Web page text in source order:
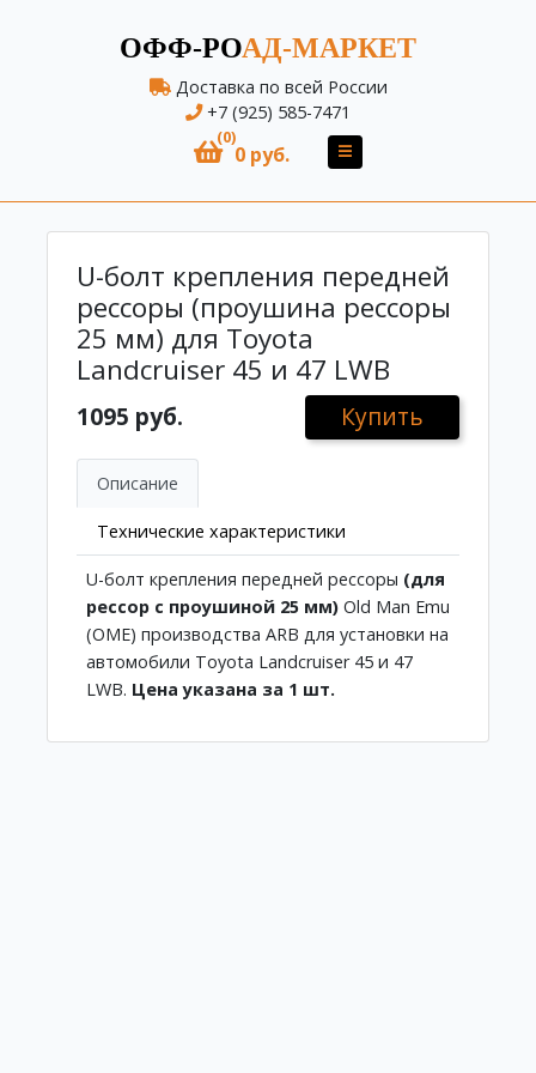
ОФФ-РОАД-МАРКЕТ
Доставка по всей России
+7 (925) 585-7471
(0)
0 руб.
U-болт крепления передней
рессоры (проушина рессоры
25 мм) для Toyota
Landcruiser 45 и 47 LWB
1095 руб. Купить
Описание
Технические характеристики
U-болт крепления передней рессоры (для
рессор с проушиной 25 мм) Old Man Emu
(OME) производства ARB для установки на
автомобили Toyota Landcruiser 45 и 47
LWB. Цена указана за 1 шт.